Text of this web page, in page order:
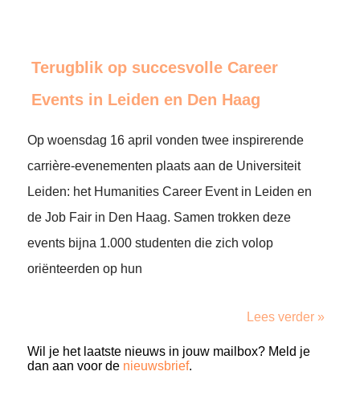
Terugblik op succesvolle Career
Events in Leiden en Den Haag
Op woensdag 16 april vonden twee inspirerende
carrière-evenementen plaats aan de Universiteit
Leiden: het Humanities Career Event in Leiden en
de Job Fair in Den Haag. Samen trokken deze
events bijna 1.000 studenten die zich volop
oriënteerden op hun
Lees verder »
Wil je het laatste nieuws in jouw mailbox? Meld je
dan aan voor de nieuwsbrief.